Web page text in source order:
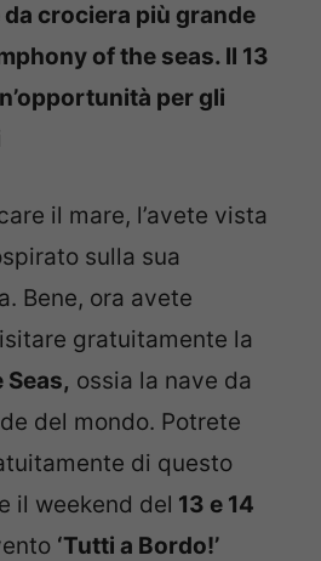
crociera più grande
of the seas. Il 13
per gli
il mare, l’avete vista
sulla sua
Bene, ora avete
gratuitamente la
ossia la nave da
del mondo. Potrete
di questo
il weekend del 13 e 14
‘Tutti a Bordo!’